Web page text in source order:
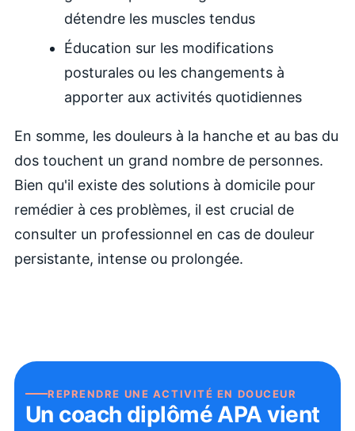
détendre les muscles tendus
Éducation sur les modifications
posturales ou les changements à
apporter aux activités quotidiennes
En somme, les douleurs à la hanche et au bas du
dos touchent un grand nombre de personnes.
Bien qu'il existe des solutions à domicile pour
remédier à ces problèmes, il est crucial de
consulter un professionnel en cas de douleur
persistante, intense ou prolongée.
REPRENDRE UNE ACTIVITÉ EN DOUCEUR
Un coach diplômé APA vient